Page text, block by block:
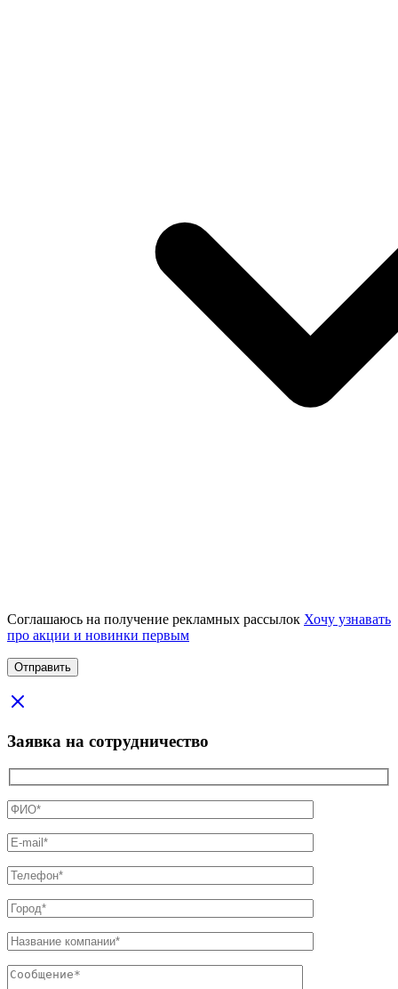
Соглашаюсь на получение рекламных рассылок Хочу узнавать
про акции и новинки первым
Заявка на сотрудничество